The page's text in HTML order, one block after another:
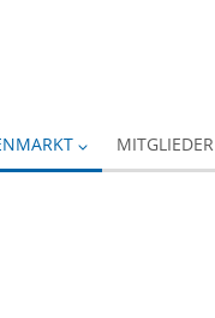
MITGLIEDER